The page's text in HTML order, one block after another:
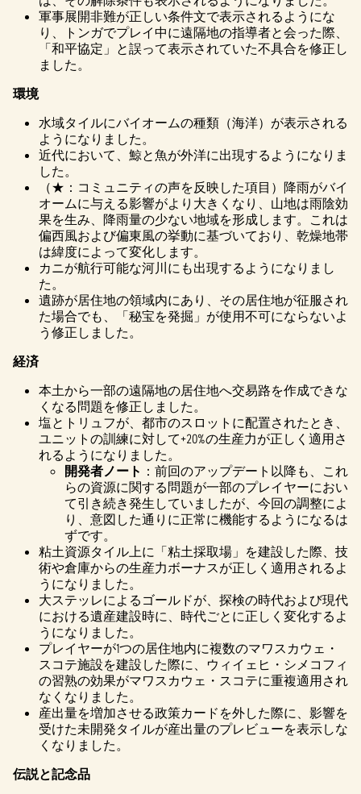
軍事展開非難が正しい条件文で表示されるようにな
り、トンガでプレイ中に遠隔地の指導者と会った際、
「和平協定」と誤って表示されていた不具合を修正し
ました。
環境
水域タイルにバイオームの種類（海洋）が表示される
ようになりました。
近代において、鯨と魚が外洋に出現するようになりま
した。
（★：コミュニティの声を反映した項目）降雨がバイ
オームに与える影響がより大きくなり、山地は雨陰効
果を生み、降雨量の少ない地域を形成します。これは
偏西風および偏東風の挙動に基づいており、乾燥地帯
は緯度によって変化します。
カニが航行可能な河川にも出現するようになりまし
た。
遺跡が居住地の領域内にあり、その居住地が征服され
た場合でも、「秘宝を発掘」が使用不可にならないよ
う修正しました。
経済
本土から一部の遠隔地の居住地へ交易路を作成できな
くなる問題を修正しました。
塩とトリュフが、都市のスロットに配置されたとき、
ユニットの訓練に対して+20%の生産力が正しく適用さ
れるようになりました。
開発者ノート ：前回のアップデート以降も、これ
らの資源に関する問題が一部のプレイヤーにおい
て引き続き発生していましたが、今回の調整によ
り、意図した通りに正常に機能するようになるは
ずです。
粘土資源タイル上に「粘土採取場」を建設した際、技
術や倉庫からの生産力ボーナスが正しく適用されるよ
うになりました。
大ステッレによるゴールドが、探検の時代および現代
における遺産建設時に、時代ごとに正しく変化するよ
うになりました。
プレイヤーが1つの居住地内に複数のマワスカウェ・
スコテ施設を建設した際に、ウィイェヒ・シメコフィ
の習熟の効果がマワスカウェ・スコテに重複適用され
なくなりました。
産出量を増加させる政策カードを外した際に、影響を
受けた未開発タイルが産出量のプレビューを表示しな
くなりました。
伝説と記念品